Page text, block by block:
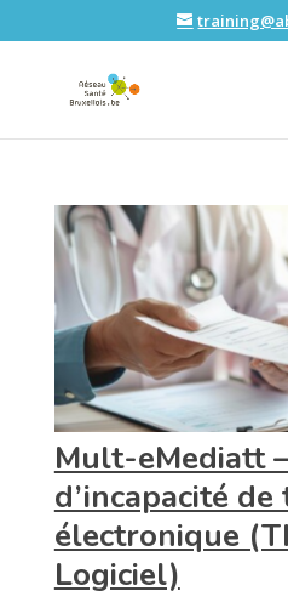
Mult-eMediatt
d’incapacité
électronique
Logiciel)